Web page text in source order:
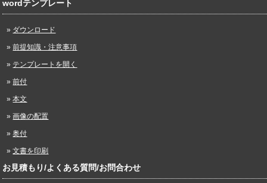
wordテンプレート
ダウンロード
前提知識・注意事項
テンプレートを開く
前付
本文
画像の配置
奥付
文書を印刷
お見積もり/よくある質問/お問合わせ